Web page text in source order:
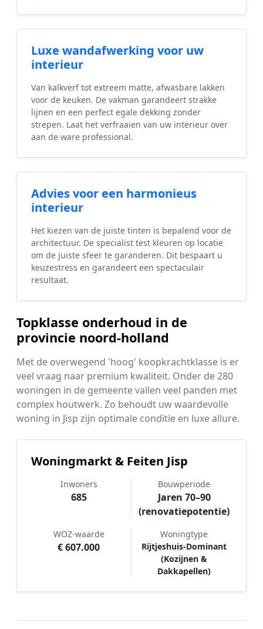
Luxe wandafwerking voor uw
interieur
Van kalkverf tot extreem matte, afwasbare lakken
voor de keuken. De vakman garandeert strakke
lijnen en een perfect egale dekking zonder
strepen. Laat het verfraaien van uw interieur over
aan de ware professional.
Advies voor een harmonieus
interieur
Het kiezen van de juiste tinten is bepalend voor de
architectuur. De specialist test kleuren op locatie
om de juiste sfeer te garanderen. Dit bespaart u
keuzestress en garandeert een spectaculair
resultaat.
Topklasse onderhoud in de
provincie noord-holland
Met de overwegend 'hoog' koopkrachtklasse is er
veel vraag naar premium kwaliteit. Onder de 280
woningen in de gemeente vallen veel panden met
complex houtwerk. Zo behoudt uw waardevolle
woning in Jisp zijn optimale conditie en luxe allure.
Woningmarkt & Feiten Jisp
Inwoners
685
Bouwperiode
Jaren 70–90
(renovatiepotentie)
WOZ-waarde
€ 607.000
Woningtype
Rijtjeshuis-Dominant
(Kozijnen &
Dakkapellen)